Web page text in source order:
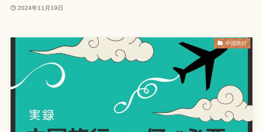
2024年11月19日
中国旅行